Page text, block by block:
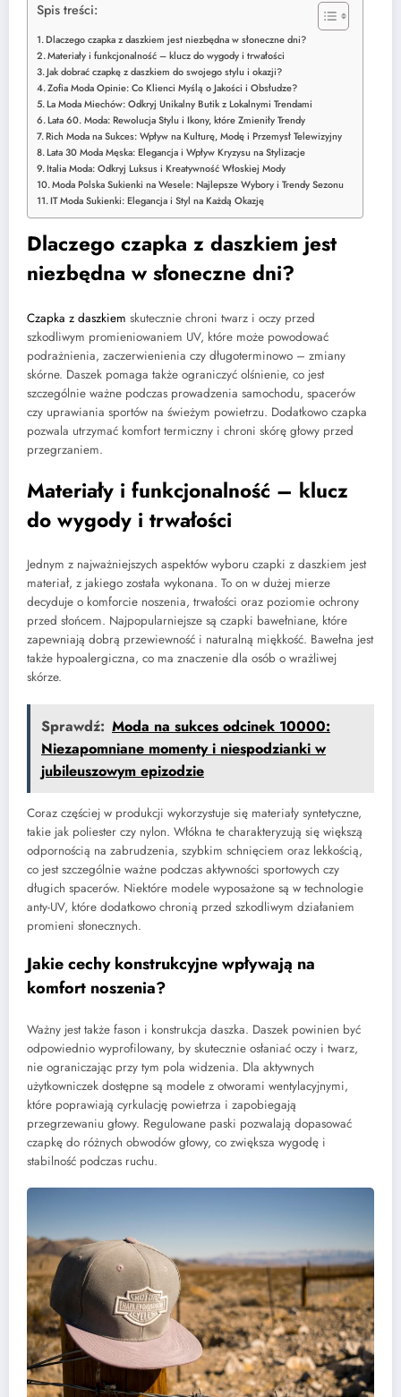
Spis treści:
Dlaczego czapka z daszkiem jest niezbędna w słoneczne dni?
Materiały i funkcjonalność – klucz do wygody i trwałości
Jak dobrać czapkę z daszkiem do swojego stylu i okazji?
Zofia Moda Opinie: Co Klienci Myślą o Jakości i Obsłudze?
La Moda Miechów: Odkryj Unikalny Butik z Lokalnymi Trendami
Lata 60. Moda: Rewolucja Stylu i Ikony, które Zmieniły Trendy
Rich Moda na Sukces: Wpływ na Kulturę, Modę i Przemysł Telewizyjny
Lata 30 Moda Męska: Elegancja i Wpływ Kryzysu na Stylizacje
Italia Moda: Odkryj Luksus i Kreatywność Włoskiej Mody
Moda Polska Sukienki na Wesele: Najlepsze Wybory i Trendy Sezonu
IT Moda Sukienki: Elegancja i Styl na Każdą Okazję
Dlaczego czapka z daszkiem jest
niezbędna w słoneczne dni?
Czapka z daszkiem skutecznie chroni twarz i oczy przed
szkodliwym promieniowaniem UV, które może powodować
podrażnienia, zaczerwienienia czy długoterminowo – zmiany
skórne. Daszek pomaga także ograniczyć olśnienie, co jest
szczególnie ważne podczas prowadzenia samochodu, spacerów
czy uprawiania sportów na świeżym powietrzu. Dodatkowo czapka
pozwala utrzymać komfort termiczny i chroni skórę głowy przed
przegrzaniem.
Materiały i funkcjonalność – klucz
do wygody i trwałości
Jednym z najważniejszych aspektów wyboru czapki z daszkiem jest
materiał, z jakiego została wykonana. To on w dużej mierze
decyduje o komforcie noszenia, trwałości oraz poziomie ochrony
przed słońcem. Najpopularniejsze są czapki bawełniane, które
zapewniają dobrą przewiewność i naturalną miękkość. Bawełna jest
także hypoalergiczna, co ma znaczenie dla osób o wrażliwej
skórze.
Sprawdź: Moda na sukces odcinek 10000:
Niezapomniane momenty i niespodzianki w
jubileuszowym epizodzie
Coraz częściej w produkcji wykorzystuje się materiały syntetyczne,
takie jak poliester czy nylon. Włókna te charakteryzują się większą
odpornością na zabrudzenia, szybkim schnięciem oraz lekkością,
co jest szczególnie ważne podczas aktywności sportowych czy
długich spacerów. Niektóre modele wyposażone są w technologie
anty-UV, które dodatkowo chronią przed szkodliwym działaniem
promieni słonecznych.
Jakie cechy konstrukcyjne wpływają na
komfort noszenia?
Ważny jest także fason i konstrukcja daszka. Daszek powinien być
odpowiednio wyprofilowany, by skutecznie osłaniać oczy i twarz,
nie ograniczając przy tym pola widzenia. Dla aktywnych
użytkowniczek dostępne są modele z otworami wentylacyjnymi,
które poprawiają cyrkulację powietrza i zapobiegają
przegrzewaniu głowy. Regulowane paski pozwalają dopasować
czapkę do różnych obwodów głowy, co zwiększa wygodę i
stabilność podczas ruchu.